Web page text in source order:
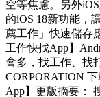
空等焦慮。另外
的iOS 18新功能，
薦工作」快速儲存
工作快找App】
會多，找工作、找
CORPORATION
App】更版摘要：